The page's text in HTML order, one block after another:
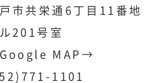
市共栄通6丁目11番地
ル201号室
Google MAP→
1101